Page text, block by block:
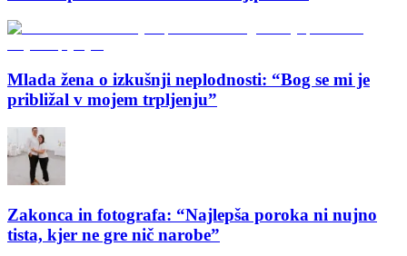
Mlada žena o izkušnji neplodnosti: “Bog se mi je
približal v mojem trpljenju”
Zakonca in fotografa: “Najlepša poroka ni nujno
tista, kjer ne gre nič narobe”